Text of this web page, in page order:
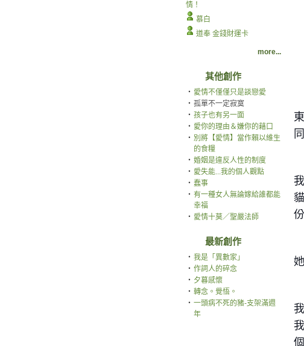
情！
慕白
道奉 金錢財運卡
more...
其他創作
‧ 愛情不僅僅只是談戀愛
‧ 孤單不一定寂寞
‧ 孩子也有另一面
‧ 愛你的理由＆嫌你的藉口
‧ 別將【愛情】當作賴以維生
的食糧
‧ 婚姻是違反人性的制度
‧ 愛失能...我的個人觀點
‧ 蠢事
‧ 有一種女人無論嫁給誰都能
幸福
‧ 愛情十莫／聖嚴法師
最新創作
‧ 我是「異數家」
‧ 作詞人的碎念
‧ 夕暮感懷
‧ 轉念。覺悟。
‧ 一頭病不死的豬-支架滿週
年